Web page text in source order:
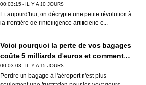
conformité (et de vos développeurs)
00:03:15 - IL Y A 10 JOURS
Et aujourd'hui, on décrypte une petite révolution à
la frontière de l'intelligence artificielle e...
Voici pourquoi la perte de vos bagages
coûte 5 milliards d'euros et comment
Apple et Google réduisent déjà ce
cauchemar logistique
00:03:03 - IL Y A 15 JOURS
Perdre un bagage à l'aéroport n'est plus